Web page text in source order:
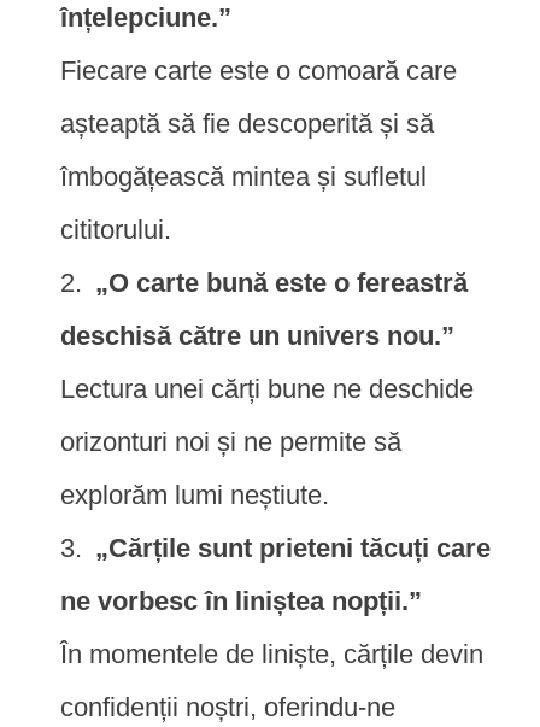
înțelepciune.”
Fiecare carte este o comoară care
așteaptă să fie descoperită și să
îmbogățească mintea și sufletul
cititorului.
„O carte bună este o fereastră
deschisă către un univers nou.”
Lectura unei cărți bune ne deschide
orizonturi noi și ne permite să
explorăm lumi neștiute.
„Cărțile sunt prieteni tăcuți care
ne vorbesc în liniștea nopții.”
În momentele de liniște, cărțile devin
confidenții noștri, oferindu-ne